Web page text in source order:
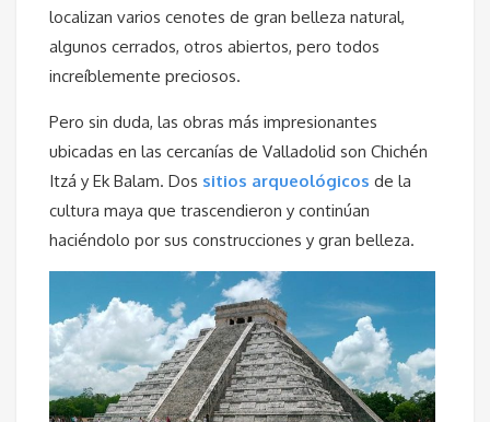
localizan varios cenotes de gran belleza natural,
algunos cerrados, otros abiertos, pero todos
increíblemente preciosos.
Pero sin duda, las obras más impresionantes
ubicadas en las cercanías de Valladolid son Chichén
Itzá y Ek Balam. Dos sitios arqueológicos de la
cultura maya que trascendieron y continúan
haciéndolo por sus construcciones y gran belleza.